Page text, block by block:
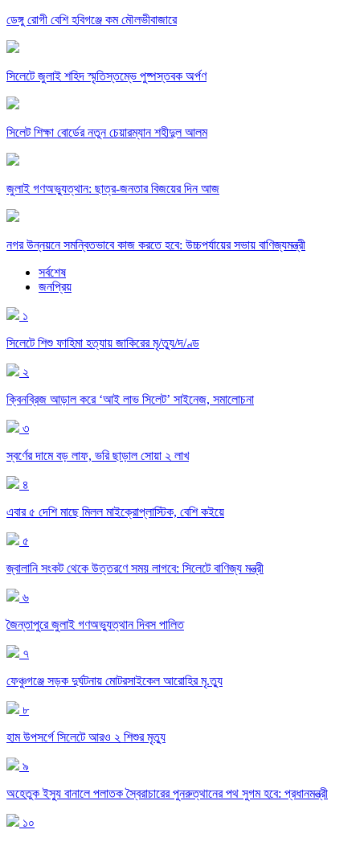
ডেঙ্গু রোগী বেশি হবিগঞ্জে কম মৌলভীবাজারে
সিলেটে জুলাই শহিদ স্মৃতিস্তম্ভে পুষ্পস্তবক অর্পণ
সিলেট শিক্ষা বোর্ডের নতুন চেয়ারম্যান শহীদুল আলম
জুলাই গণঅভ্যুত্থান: ছাত্র-জনতার বিজয়ের দিন আজ
নগর উন্নয়নে সমন্বিতভাবে কাজ করতে হবে: উচ্চপর্যায়ের সভায় বাণিজ্যমন্ত্রী
সর্বশেষ
জনপ্রিয়
১
সিলেটে শিশু ফাহিমা হত্যায় জাকিরের মৃ/ত্যু/দ/ণ্ড
২
ক্বিনব্রিজ আড়াল করে ‘আই লাভ সিলেট’ সাইনেজ, সমালোচনা
৩
স্বর্ণের দামে বড় লাফ, ভরি ছাড়াল সোয়া ২ লাখ
৪
এবার ৫ দেশি মাছে মিলল মাইক্রোপ্লাস্টিক, বেশি কইয়ে
৫
জ্বালানি সংকট থেকে উত্তরণে সময় লাগবে: সিলেটে বাণিজ্য মন্ত্রী
৬
জৈন্তাপুরে জুলাই গণঅভ্যুত্থান দিবস পালিত
৭
ফেঞ্চুগঞ্জে সড়ক দুর্ঘটনায় মোটরসাইকেল আরোহির মৃ.ত্যু
৮
হাম উপসর্গে সিলেটে আরও ২ শিশুর মৃত্যু
৯
অহেতুক ইস্যু বানালে পলাতক স্বৈরাচারের পুনরুত্থানের পথ সুগম হবে: প্রধানমন্ত্রী
১০